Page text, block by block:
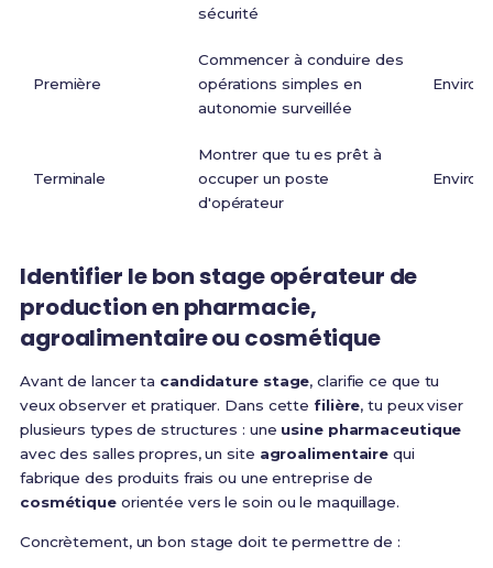
sécurité
Première
Commencer à conduire des
opérations simples en
autonomie surveillée
Environ
Terminale
Montrer que tu es prêt à
occuper un poste
d'opérateur
Identifier le bon stage opérateur de
production en pharmacie,
agroalimentaire ou cosmétique
Avant de lancer ta candidature stage, clarifie ce que tu
veux observer et pratiquer. Dans cettefilière, tu peux viser
plusieurs types de structures : une usine pharmaceutique
avec des salles propres, un site agroalimentaire qui
fabrique des produits frais ou une entreprise de
cosmétiqueorientée vers le soin ou le maquillage.
Concrètement, un bon stage doit te permettre de :